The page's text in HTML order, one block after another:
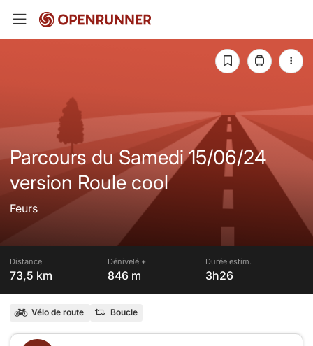
Parcours du Samedi 15/06/24
version Roule cool
Feurs
Distance
73,5 km
Dénivelé +
846 m
Durée estim.
3h26
Vélo de route Boucle